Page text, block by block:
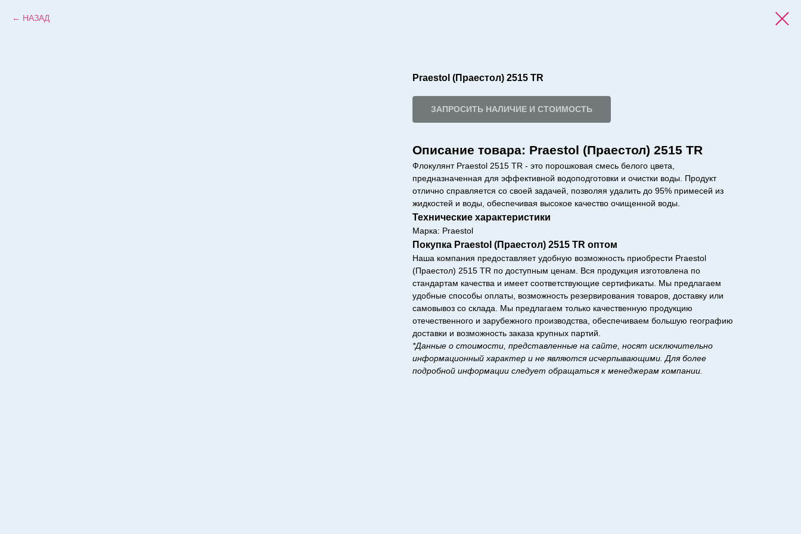
НАЗАД
Praestol (Праестол) 2515 TR
ЗАПРОСИТЬ НАЛИЧИЕ И СТОИМОСТЬ
Описание товара: Praestol (Праестол) 2515 TR
Флокулянт Praestol 2515 TR - это порошковая смесь белого цвета,
предназначенная для эффективной водоподготовки и очистки воды. Продукт
отлично справляется со своей задачей, позволяя удалить до 95% примесей из
жидкостей и воды, обеспечивая высокое качество очищенной воды.
Технические характеристики
Марка: Praestol
Покупка Praestol (Праестол) 2515 TR оптом
Наша компания предоставляет удобную возможность приобрести Praestol
(Праестол) 2515 TR по доступным ценам. Вся продукция изготовлена по
стандартам качества и имеет соответствующие сертификаты. Мы предлагаем
удобные способы оплаты, возможность резервирования товаров, доставку или
самовывоз со склада. Мы предлагаем только качественную продукцию
отечественного и зарубежного производства, обеспечиваем большую географию
доставки и возможность заказа крупных партий.
*Данные о стоимости, представленные на сайте, носят исключительно
информационный характер и не являются исчерпывающими. Для более
подробной информации следует обращаться к менеджерам компании.